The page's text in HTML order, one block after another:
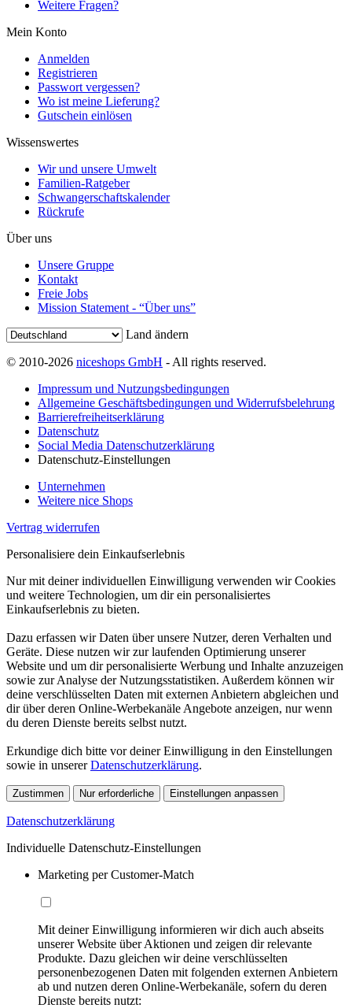
Weitere Fragen?
Mein Konto
Anmelden
Registrieren
Passwort vergessen?
Wo ist meine Lieferung?
Gutschein einlösen
Wissenswertes
Wir und unsere Umwelt
Familien-Ratgeber
Schwangerschaftskalender
Rückrufe
Über uns
Unsere Gruppe
Kontakt
Freie Jobs
Mission Statement - “Über uns”
Land ändern
© 2010-2026 niceshops GmbH - All rights reserved.
Impressum und Nutzungsbedingungen
Allgemeine Geschäftsbedingungen und Widerrufsbelehrung
Barrierefreiheitserklärung
Datenschutz
Social Media Datenschutzerklärung
Datenschutz-Einstellungen
Unternehmen
Weitere nice Shops
Vertrag widerrufen
Personalisiere dein Einkaufserlebnis
Nur mit deiner individuellen Einwilligung verwenden wir Cookies
und weitere Technologien, um dir ein personalisiertes
Einkaufserlebnis zu bieten.
Dazu erfassen wir Daten über unsere Nutzer, deren Verhalten und
Geräte. Diese nutzen wir zur laufenden Optimierung unserer
Website und um dir personalisierte Werbung und Inhalte anzuzeigen
sowie zur Analyse der Nutzungsstatistiken. Außerdem können wir
deine verschlüsselten Daten mit externen Anbietern abgleichen und
dir über deren Online-Werbekanäle Angebote anzeigen, nur wenn
du deren Dienste bereits selbst nutzt.
Erkundige dich bitte vor deiner Einwilligung in den Einstellungen
sowie in unsererDatenschutzerklärung.
Zustimmen Nur erforderliche Einstellungen anpassen
Datenschutzerklärung
Individuelle Datenschutz-Einstellungen
Marketing per Customer-Match
Mit deiner Einwilligung informieren wir dich auch abseits
unserer Website über Aktionen und zeigen dir relevante
Produkte. Dazu gleichen wir deine verschlüsselten
personenbezogenen Daten mit folgenden externen Anbietern
ab und nutzen deren Online-Werbekanäle, sofern du deren
Dienste bereits nutzt: